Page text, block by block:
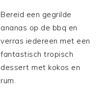
Bereid een gegrilde
ananas op de bbq en
verras iedereen met een
fantastisch tropisch
dessert met kokos en
rum.